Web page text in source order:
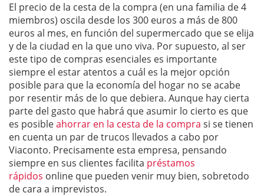
El precio de la cesta de la compra (en una familia de 4
miembros) oscila desde los 300 euros a más de 800
euros al mes, en función del supermercado que se elija
y de la ciudad en la que uno viva. Por supuesto, al ser
este tipo de compras esenciales es importante
siempre el estar atentos a cuál es la mejor opción
posible para que la economía del hogar no se acabe
por resentir más de lo que debiera. Aunque hay cierta
parte del gasto que habrá que asumir lo cierto es que
es posibleahorrar en la cesta de la compra si se tienen
en cuenta un par de trucos llevados a cabo por
Viaconto. Precisamente esta empresa, pensando
siempre en sus clientes facilita préstamos
rápidos online que pueden venir muy bien, sobretodo
de cara a imprevistos.